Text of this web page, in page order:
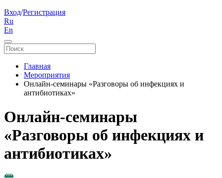
Вход/Регистрация
Ru
En
Главная
Мероприятия
Онлайн-семинары «Разговоры об инфекциях и
антибиотиках»
Онлайн-семинары
«Разговоры об инфекциях и
антибиотиках»